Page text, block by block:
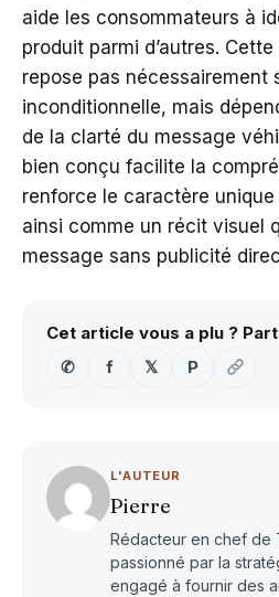
aide les consommateurs à
produit parmi d’autres.
repose pas nécessairement
inconditionnelle, mais
de la clarté du message
bien conçu facilite la
renforce le caractère
ainsi comme un récit visuel
message sans publicité
Cet article vous a plu ?
✆
f 𝕏 P
L'AUTEUR
Pierre
Rédacteur en chef de
passionné par la
engagé à fournir des